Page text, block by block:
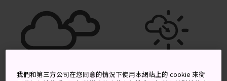
我們和第三方公司在您同意的情況下使用本網站上的 cookie 來衡